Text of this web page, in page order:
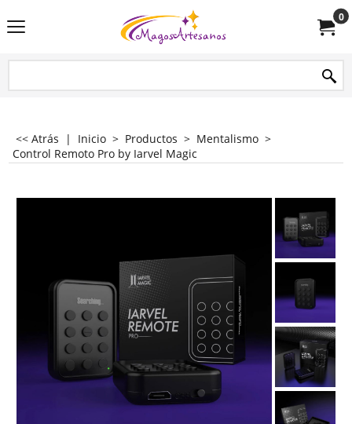
0
<< Atrás | Inicio > Productos > Mentalismo >
Control Remoto Pro by Iarvel Magic